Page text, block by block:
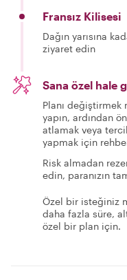
Fransız Kilisesi
Dağın yarısına
ziyaret edin
Sana özel hale
Planı değiştirmek
yapın, ardından
atlamak veya
yapmak için
Risk almadan
edin, paranızın
Özel bir isteğiniz
daha fazla süre,
özel bir plan için.